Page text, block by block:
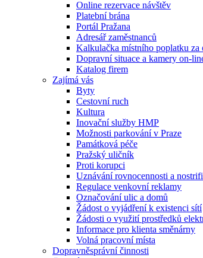
Online rezervace návštěv
Platební brána
Portál Pražana
Adresář zaměstnanců
Kalkulačka místního poplatku za
Dopravní situace a kamery on-
Katalog firem
Zajímá vás
Byty
Cestovní ruch
Kultura
Inovační služby HMP
Možnosti parkování v Praze
Památková péče
Pražský uličník
Proti korupci
Uznávání rovnocennosti a
Regulace venkovní reklamy
Označování ulic a domů
Žádost o vyjádření k existenci sítí
Žádosti o využití prostředků
Informace pro klienta směnárny
Volná pracovní místa
Dopravněsprávní činnosti